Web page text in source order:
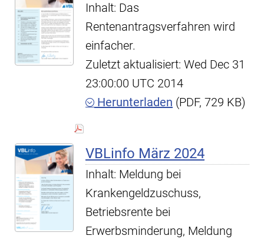
Inhalt: Das
Rentenantragsverfahren wird
einfacher.
Zuletzt aktualisiert: Wed Dec 31
23:00:00 UTC 2014
Herunterladen (PDF, 729 KB)
VBLinfo März 2024
Inhalt: Meldung bei
Krankengeldzuschuss,
Betriebsrente bei
Erwerbsminderung, Meldung